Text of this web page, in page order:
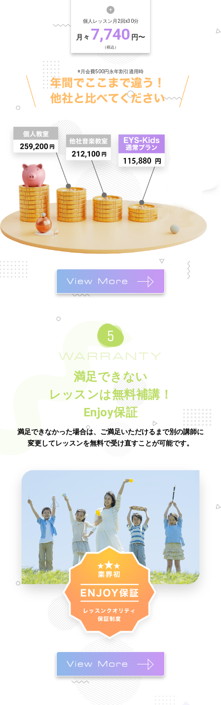
個人レッスン月2回x30分
月々 7,740 円〜
（税込）
※月会費500円永年割引適用時
WARRANTY
満足できない
レッスンは無料補講！
Enjoy保証
満足できなかった場合は、ご満足いただけるまで別の講師に
変更してレッスンを無料で受け直すことが可能です。